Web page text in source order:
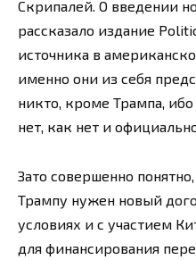
Скрипалей. О введении
рассказало издание
источника в
именно они из себя
никто, кроме Трампа,
нет, как нет и
Зато совершенно
Трампу нужен новый
условиях и с участием
для финансирования